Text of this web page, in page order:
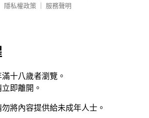
隱私權政策
服務聲明
十八歲者瀏覽。
即離開。
將內容提供給未成年人士。